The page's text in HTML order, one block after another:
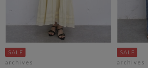
archives archives